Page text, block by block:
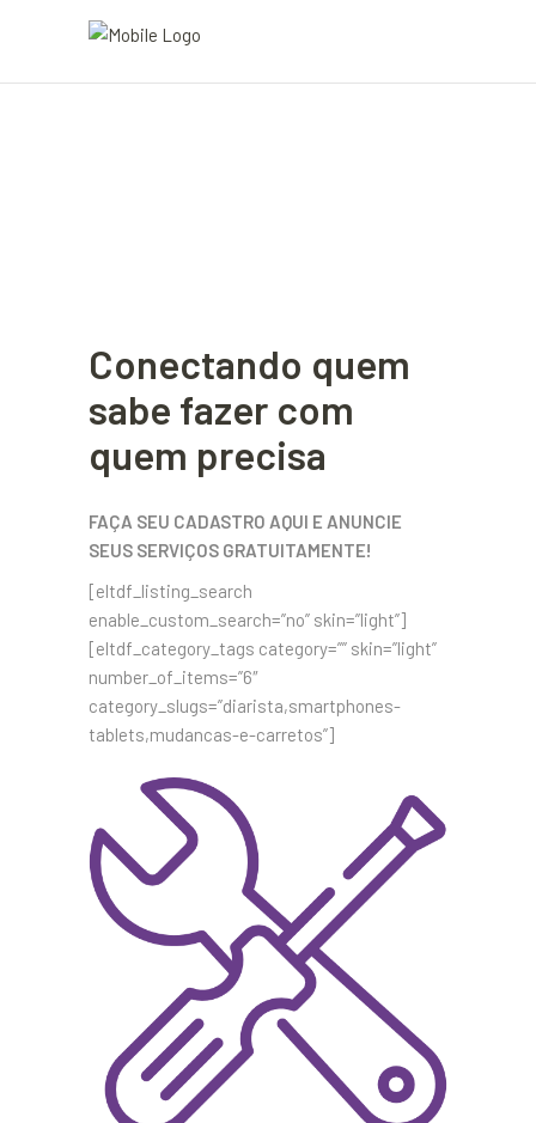
Conectando quem
sabe fazer com
quem precisa
FAÇA SEU CADASTRO AQUI E ANUNCIE
SEUS SERVIÇOS GRATUITAMENTE!
[eltdf_listing_search
enable_custom_search=”no” skin=”light”]
[eltdf_category_tags category=”” skin=”light”
number_of_items=”6″
category_slugs=”diarista,smartphones-
tablets,mudancas-e-carretos”]